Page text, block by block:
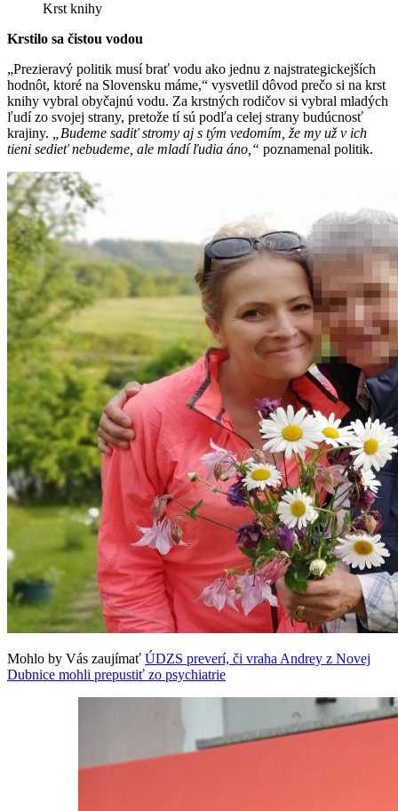
Krst knihy
Krstilo sa čistou vodou
„Prezieravý politik musí brať vodu ako jednu z najstrategickejších
hodnôt, ktoré na Slovensku máme,“ vysvetlil dôvod prečo si na krst
knihy vybral obyčajnú vodu. Za krstných rodičov si vybral mladých
ľudí zo svojej strany, pretože tí sú podľa celej strany budúcnosť
krajiny.
„Budeme sadiť stromy aj s tým vedomím, že my už v ich
tieni sedieť nebudeme, ale mladí ľudia áno,“ poznamenal politik.
Mohlo by Vás zaujímať ÚDZS preverí, či vraha Andrey z Novej
Dubnice mohli prepustiť zo psychiatrie